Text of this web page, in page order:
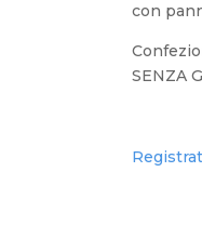
con
SENZA